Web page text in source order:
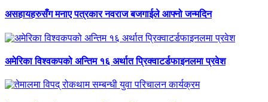
असहायहरुसँग मनाए पत्रकार नवराज बजगाईले आफ्नो जन्मदिन
अमेरिका विश्वकपको अन्तिम १६ अर्थात प्रिक्वाटर्डफाइनलमा प्रवेश